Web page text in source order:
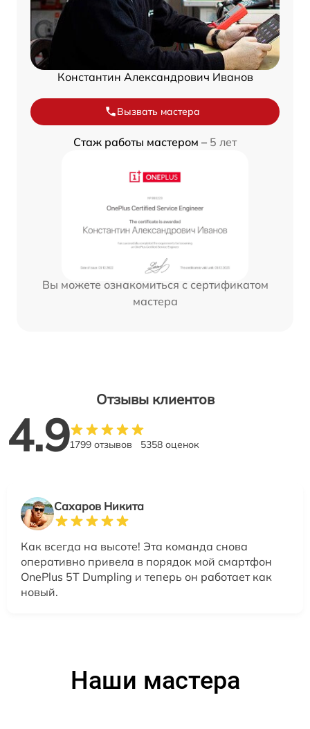
Константин Александрович Иванов
Вызвать мастера
Стаж работы мастером – 5 лет
Вы можете ознакомиться с сертификатом
мастера
Отзывы клиентов
4.91799 отзывов 5358 оценок
Сахаров Никита
Как всегда на высоте! Эта команда снова
оперативно привела в порядок мой смартфон
OnePlus 5T Dumpling и теперь он работает как
новый.
Наши мастера